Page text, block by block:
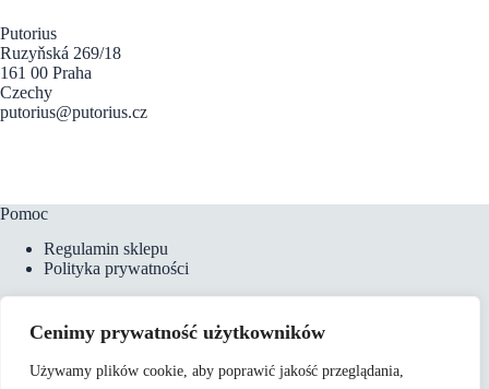
Cenimy prywatność użytkowników
Używamy plików cookie, aby poprawić jakość przeglądania,
Putorius
Ruzyňská 269/18
161 00 Praha
Czechy
putorius@putorius.cz
Pomoc
Regulamin sklepu
Polityka prywatności
Płatności i dostawa
Formy płatności